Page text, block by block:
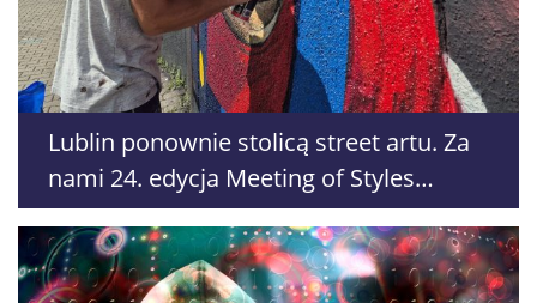
Lublin ponownie stolicą street artu. Za
nami 24. edycja Meeting of Styles
Poland